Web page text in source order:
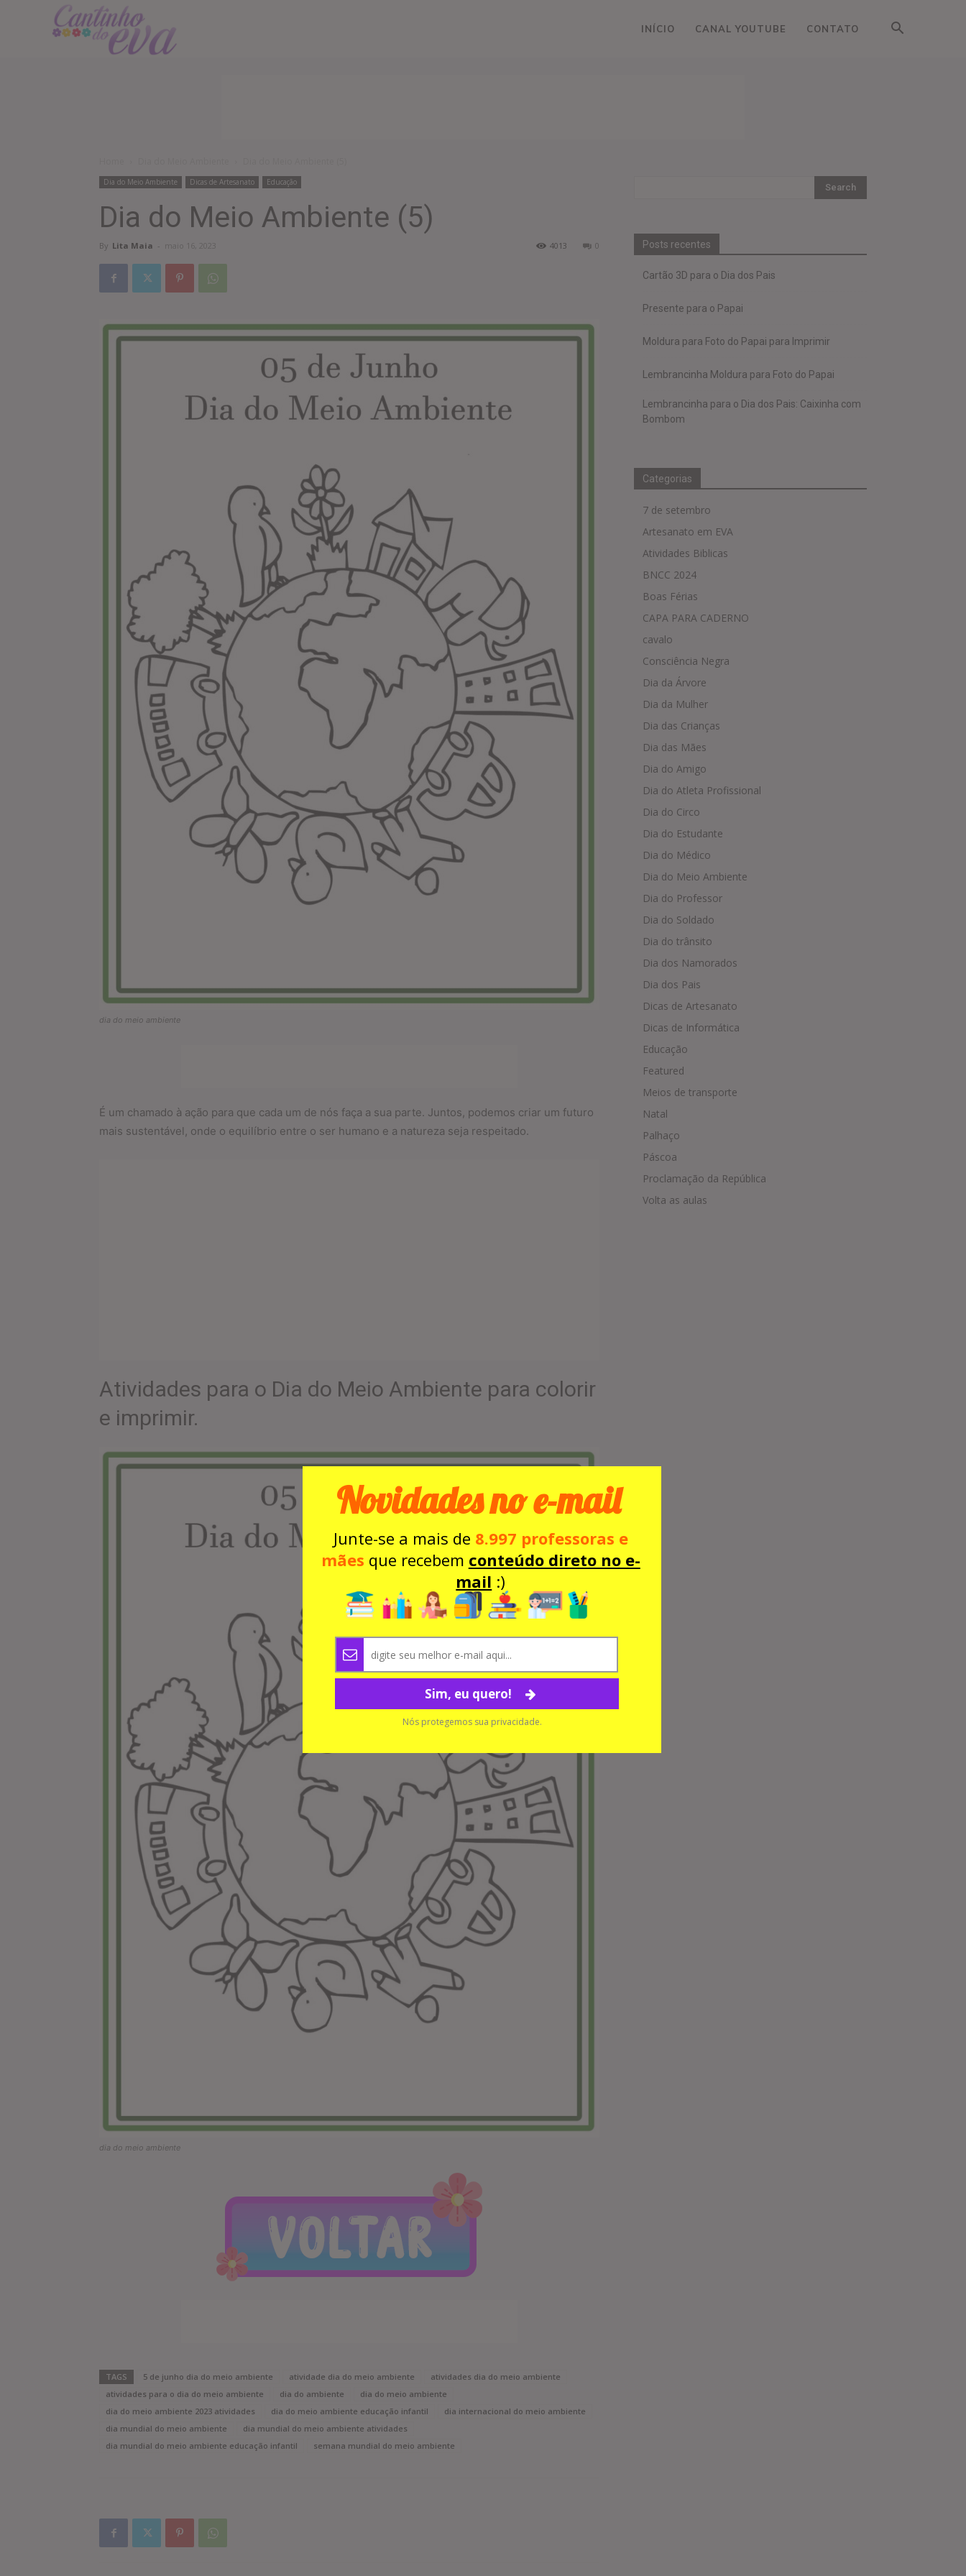
INÍCIO CANAL YOUTUBE CONTATO
Dia do Meio Ambiente Dicas de Artesanato Educação
Dia do Meio Ambiente (5)
By Lita Maia - maio 16, 2023 0
4013
dia do meio ambiente
É um chamado à ação para que cada um de nós faça a sua parte. Juntos, podemos criar um futuro
mais sustentável, onde o equilíbrio entre o ser humano e a natureza seja respeitado.
Atividades para o Dia do Meio Ambiente para colorir
e imprimir.
dia do meio ambiente
TAGS 5 de junho dia do meio ambiente atividade dia do meio ambiente
atividades dia do meio ambiente
atividades para o dia do meio ambiente
dia do ambiente
dia do meio ambiente
dia do meio ambiente 2023 atividades
dia do meio ambiente educação infantil
dia internacional do meio ambiente
dia mundial do meio ambiente
dia mundial do meio ambiente atividades
dia mundial do meio ambiente educação infantil
semana mundial do meio ambiente
Posts recentes
Cartão 3D para o Dia dos Pais
Presente para o Papai
Moldura para Foto do Papai para Imprimir
Lembrancinha Moldura para Foto do Papai
Lembrancinha para o Dia dos Pais: Caixinha com
Bombom
Categorias
7 de setembro
Artesanato em EVA
Atividades Biblicas
BNCC 2024
Boas Férias
CAPA PARA CADERNO
cavalo
Consciência Negra
Dia da Árvore
Dia da Mulher
Dia das Crianças
Dia das Mães
Dia do Amigo
Dia do Atleta Profissional
Dia do Circo
Dia do Estudante
Dia do Médico
Dia do Meio Ambiente
Dia do Professor
Dia do Soldado
Dia do trânsito
Dia dos Namorados
Dia dos Pais
Dicas de Artesanato
Dicas de Informática
Educação
Featured
Meios de transporte
Natal
Palhaço
Páscoa
Proclamação da República
Volta as aulas
Junte-se a mais de 8.997 professoras e
mães que recebem conteúdo direto no e-
mail :)
Sim, eu quero!
Novidades no e-mail
Nós protegemos sua privacidade.